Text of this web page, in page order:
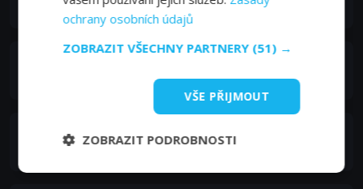
Ricky Dillard
ochrany osobních údajů
ZOBRAZIT VŠECHNY PARTNERY (51) →
VŠE PŘIJMOUT
ZOBRAZIT PODROBNOSTI